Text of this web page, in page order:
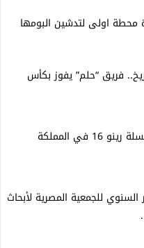
محطة اولى لتدشين البومها
فريق “حلم” يفوز بكأس
أوبو تطلق سلسلة رينو 16 في المملكة
السنوي للجمعية المصرية لأبحاث